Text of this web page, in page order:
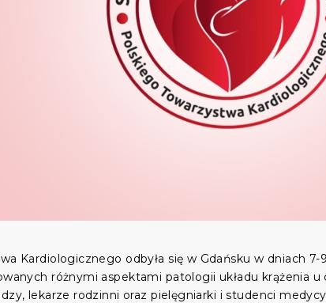
Kardiologicznego odbyła się w Gdańsku w dniach
różnymi aspektami patologii układu krążenia
lekarze rodzinni oraz pielęgniarki i studenci